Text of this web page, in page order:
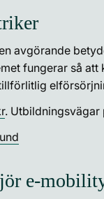
avgörande
fungerar så
. Utbildningsvägar
e-